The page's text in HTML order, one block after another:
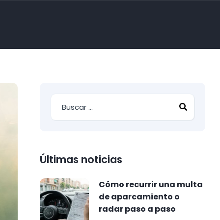
Últimas noticias
Cómo recurrir una multa
de aparcamiento o
radar paso a paso